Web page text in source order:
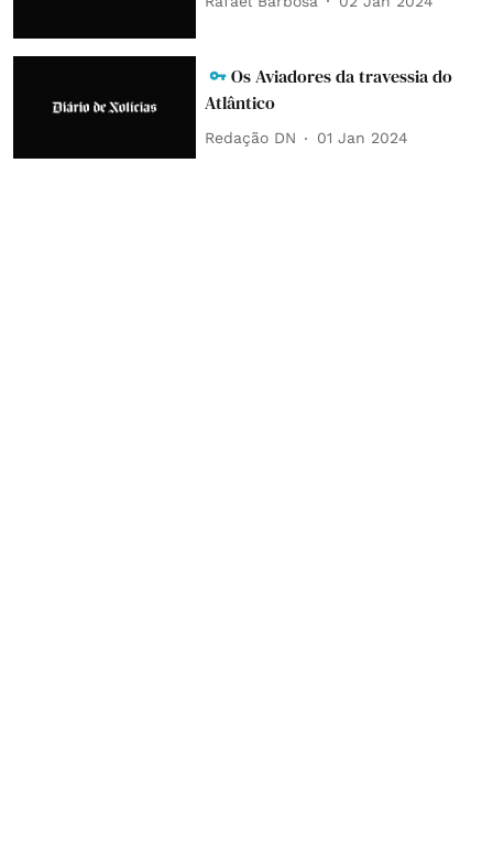
Os Aviadores da travessia do
Atlântico
Redação DN 01 Jan 2024